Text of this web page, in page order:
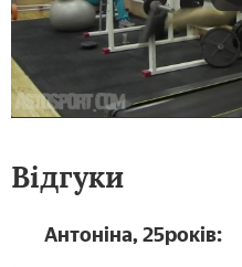
Відгуки
Антоніна, 25років: